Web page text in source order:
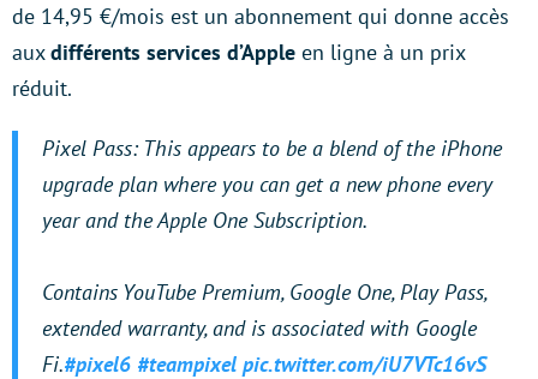
de 14,95 €/mois est un abonnement qui donne accès
auxdifférents services d’Apple en ligne à un prix
réduit.
Pixel Pass: This appears to be a blend of the iPhone
upgrade plan where you can get a new phone every
year and the Apple One Subscription.
Contains YouTube Premium, Google One, Play Pass,
extended warranty, and is associated with Google
Fi.#pixel6 #teampixel pic.twitter.com/iU7VTc16vS